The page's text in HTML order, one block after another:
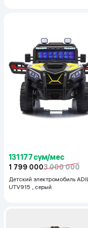
131 177 сум/мес
1 799 0003 000 000
Детский электромобиль ADIL
UTV915 , серый